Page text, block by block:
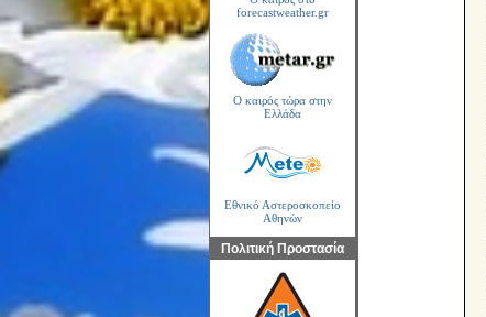
forecastweather.gr
Ο καιρός τώρα στην
Ελλάδα
Εθνικό Αστεροσκοπείο
Αθηνών
Πολιτική Προστασία